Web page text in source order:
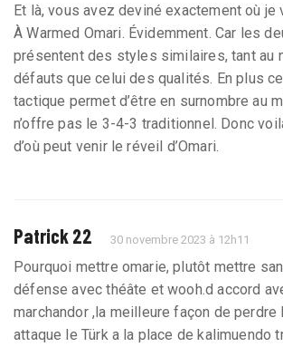
Et là, vous avez deviné exactement où je
À Warmed Omari. Évidemment. Car les
présentent des styles similaires, tant au
défauts que celui des qualités. En plus
tactique permet d’être en surnombre au
n’offre pas le 3-4-3 traditionnel. Donc
d’où peut venir le réveil d’Omari.
Patrick 22 30 novembre 2023 à 12h11
Pourquoi mettre omarie, plutôt mettre
défense avec théâte et wooh.d accord
marchandor ,la meilleure façon de perdre
attaque le Türk a la place de kalimuendo